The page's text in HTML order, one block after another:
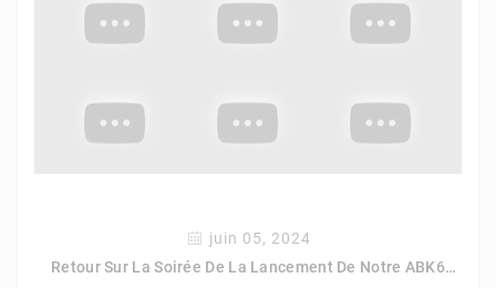
juin 05, 2024
Retour Sur La Soirée De La Lancement De Notre ABK6